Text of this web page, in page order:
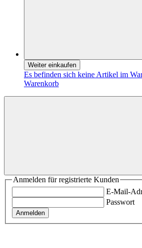
Weiter einkaufen
Es befinden sich keine Artikel im
Warenkorb
Anmelden für registrierte Kunden
E-Mail-
Passwort
Anmelden